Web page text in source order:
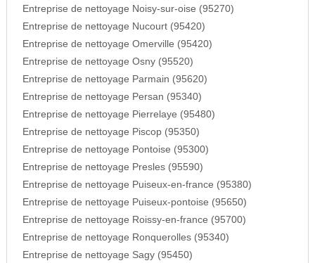
Entreprise de nettoyage Noisy-sur-oise (95270)
Entreprise de nettoyage Nucourt (95420)
Entreprise de nettoyage Omerville (95420)
Entreprise de nettoyage Osny (95520)
Entreprise de nettoyage Parmain (95620)
Entreprise de nettoyage Persan (95340)
Entreprise de nettoyage Pierrelaye (95480)
Entreprise de nettoyage Piscop (95350)
Entreprise de nettoyage Pontoise (95300)
Entreprise de nettoyage Presles (95590)
Entreprise de nettoyage Puiseux-en-france (95380)
Entreprise de nettoyage Puiseux-pontoise (95650)
Entreprise de nettoyage Roissy-en-france (95700)
Entreprise de nettoyage Ronquerolles (95340)
Entreprise de nettoyage Sagy (95450)